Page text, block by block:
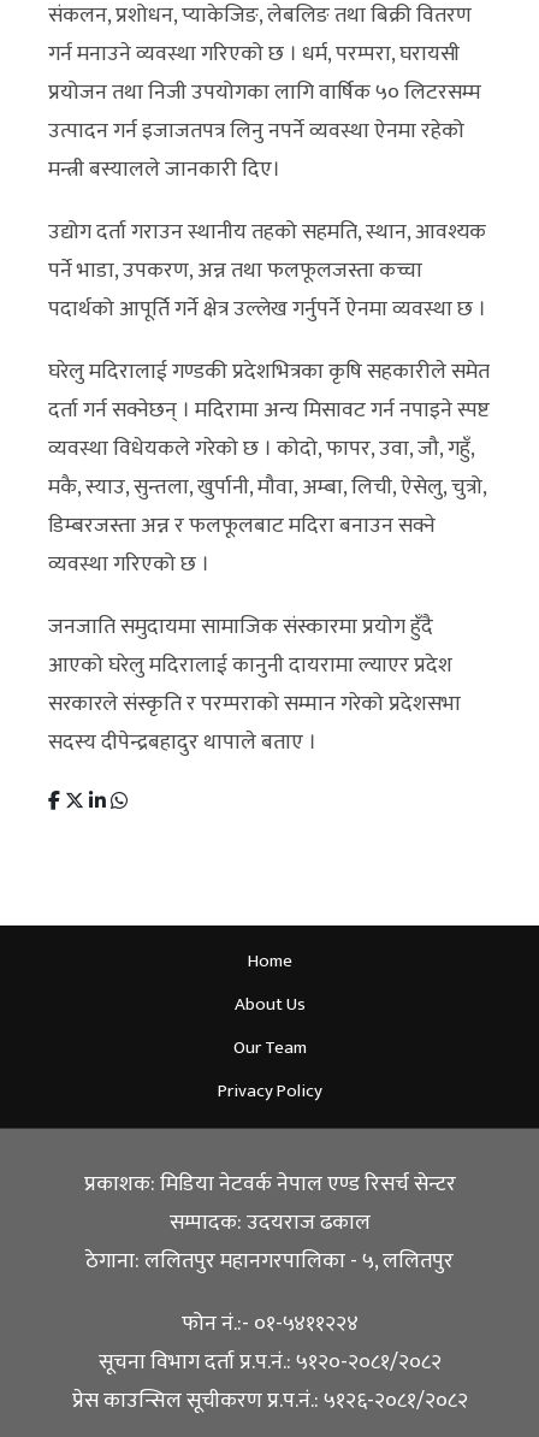
संकलन, प्रशोधन, प्याकेजिङ, लेबलिङ तथा बिक्री वितरण
गर्न मनाउने व्यवस्था गरिएको छ । धर्म, परम्परा, घरायसी
प्रयोजन तथा निजी उपयोगका लागि वार्षिक ५० लिटरसम्म
उत्पादन गर्न इजाजतपत्र लिनु नपर्ने व्यवस्था ऐनमा रहेको
मन्त्री बस्यालले जानकारी दिए।
उद्योग दर्ता गराउन स्थानीय तहको सहमति, स्थान, आवश्यक
पर्ने भाडा, उपकरण, अन्न तथा फलफूलजस्ता कच्चा
पदार्थको आपूर्ति गर्ने क्षेत्र उल्लेख गर्नुपर्ने ऐनमा व्यवस्था छ ।
घरेलु मदिरालाई गण्डकी प्रदेशभित्रका कृषि सहकारीले समेत
दर्ता गर्न सक्नेछन् । मदिरामा अन्य मिसावट गर्न नपाइने स्पष्ट
व्यवस्था विधेयकले गरेको छ । कोदो, फापर, उवा, जौ, गहुँ,
मकै, स्याउ, सुन्तला, खुर्पानी, मौवा, अम्बा, लिची, ऐसेलु, चुत्रो,
डिम्बरजस्ता अन्न र फलफूलबाट मदिरा बनाउन सक्ने
व्यवस्था गरिएको छ ।
जनजाति समुदायमा सामाजिक संस्कारमा प्रयोग हुँदै
आएको घरेलु मदिरालाई कानुनी दायरामा ल्याएर प्रदेश
सरकारले संस्कृति र परम्पराको सम्मान गरेको प्रदेशसभा
सदस्य दीपेन्द्रबहादुर थापाले बताए ।
Home
About Us
Our Team
Privacy Policy
प्रकाशक: मिडिया नेटवर्क नेपाल एण्ड रिसर्च सेन्टर
सम्पादक: उदयराज ढकाल
ठेगाना: ललितपुर महानगरपालिका - ५, ललितपुर
फोन नं.:- ०१-५४११२२४
सूचना विभाग दर्ता प्र.प.नं.: ५१२०-२०८१/२०८२
प्रेस काउन्सिल सूचीकरण प्र.प.नं.: ५१२६-२०८१/२०८२